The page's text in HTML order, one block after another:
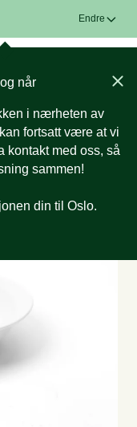
Endre
når
i nærheten av
fortsatt være at vi
kontakt med oss, så
sammen!
din til Oslo.